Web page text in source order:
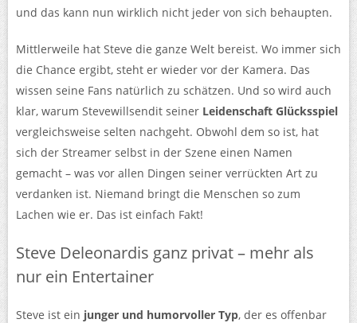
und das kann nun wirklich nicht jeder von sich behaupten.
Mittlerweile hat Steve die ganze Welt bereist. Wo immer sich
die Chance ergibt, steht er wieder vor der Kamera. Das
wissen seine Fans natürlich zu schätzen. Und so wird auch
klar, warum Stevewillsendit seiner Leidenschaft Glücksspiel
vergleichsweise selten nachgeht. Obwohl dem so ist, hat
sich der Streamer selbst in der Szene einen Namen
gemacht – was vor allen Dingen seiner verrückten Art zu
verdanken ist. Niemand bringt die Menschen so zum
Lachen wie er. Das ist einfach Fakt!
Steve Deleonardis ganz privat – mehr als
nur ein Entertainer
Steve ist ein junger und humorvoller Typ, der es offenbar